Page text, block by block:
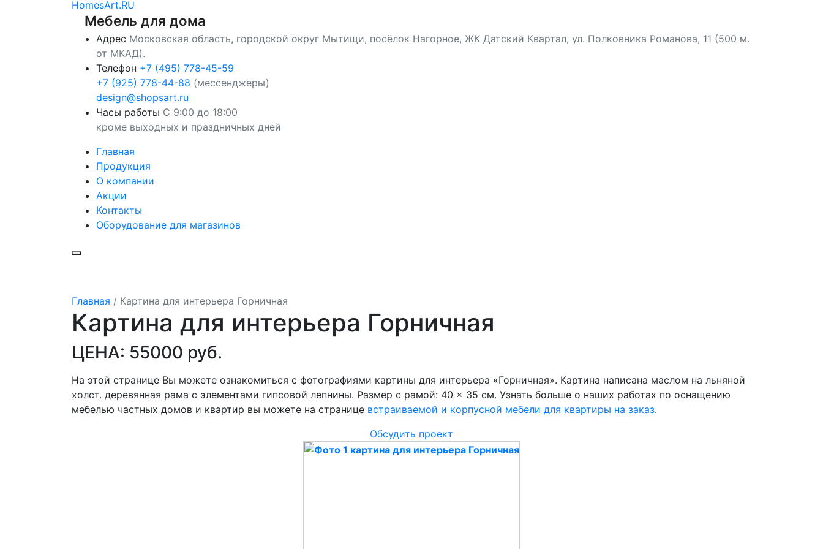
HomesArt.RU
Мебель для дома
Адрес Московская область, городской округ Мытищи, посёлок Нагорное, ЖК Датский Квартал, ул. Полковника Романова, 11 (500 м.
от МКАД).
Телефон +7 (495) 778-45-59
+7 (925) 778-44-88 (мессенджеры)
design@shopsart.ru
Часы работы С 9:00 до 18:00
кроме выходных и праздничных дней
Главная
Продукция
О компании
Акции
Контакты
Оборудование для магазинов
Главная / Картина для интерьера Горничная
Картина для интерьера Горничная
ЦЕНА: 55000 руб.
На этой странице Вы можете ознакомиться с фотографиями картины для интерьера «Горничная». Картина написана маслом на льняной
холст. деревянная рама с элементами гипсовой лепнины. Размер с рамой: 40 × 35 см. Узнать больше о наших работах по оснащению
мебелью частных домов и квартир вы можете на странице встраиваемой и корпусной мебели для квартиры на заказ.
Обсудить проект